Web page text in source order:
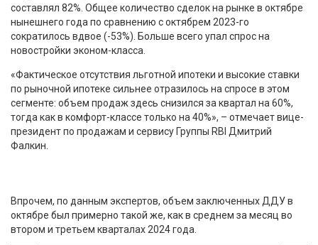
составлял 82%. Общее количество сделок на рынке в октябре
нынешнего года по сравнению с октябрем 2023-го
сократилось вдвое (-53%). Больше всего упал спрос на
новостройки эконом-класса.
«Фактическое отсутствия льготной ипотеки и высокие ставки
по рыночной ипотеке сильнее отразилось на спросе в этом
сегменте: объем продаж здесь снизился за квартал на 60%,
тогда как в комфорт-классе только на 40%», – отмечает вице-
президент по продажам и сервису Группы RBI Дмитрий
Фалкин.
Впрочем, по данным экспертов, объем заключенных ДДУ в
октябре был примерно такой же, как в среднем за месяц во
втором и третьем кварталах 2024 года.